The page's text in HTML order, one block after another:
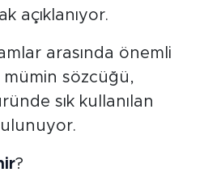
açıklanıyor.
arasında önemli
sözcüğü,
sık kullanılan
?